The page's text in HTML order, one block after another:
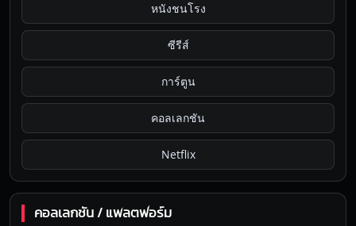
หนังชนโรง
ซีรีส์
การ์ตูน
คอลเลกชัน
Netflix
คอลเลกชัน / แพลตฟอร์ม